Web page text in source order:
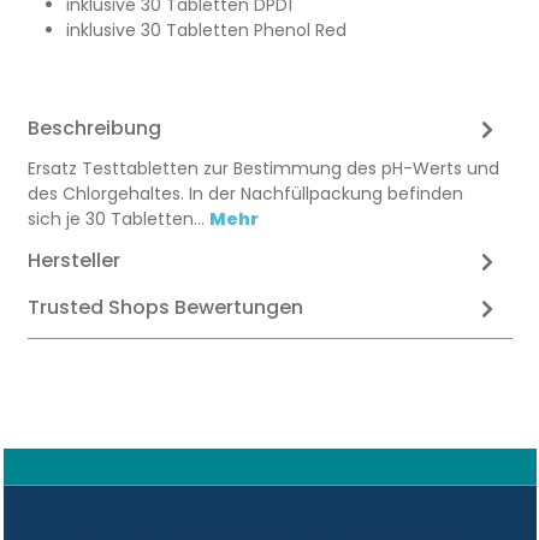
inklusive 30 Tabletten Phenol Red
Beschreibung
Ersatz Testtabletten zur Bestimmung des pH-Werts und
des Chlorgehaltes. In der Nachfüllpackung befinden
sich je 30 Tabletten… Mehr
Hersteller
Trusted Shops Bewertungen